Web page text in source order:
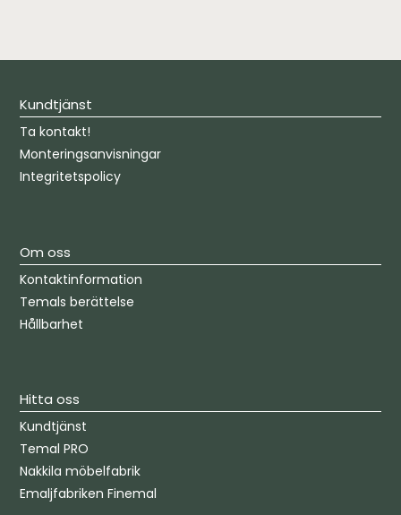
Kundtjänst
Ta kontakt!
Monteringsanvisningar
Integritetspolicy
Om oss
Kontaktinformation
Temals berättelse
Hållbarhet
Hitta oss
Kundtjänst
Temal PRO
Nakkila möbelfabrik
Emaljfabriken Finemal